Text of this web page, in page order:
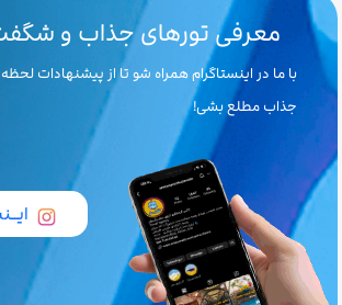
معرفی تورهای جذاب و شگفت
با ما در اینستاگرام همراه شو تا از پیشنهادات
جذاب مطلع بشی!